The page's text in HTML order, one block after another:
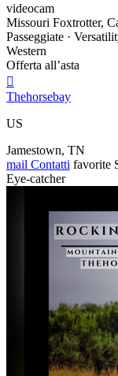
videocam
Missouri Foxtrotter,
Passeggiate ·
Western
Offerta all’asta

Thehorsebay
US
Jamestown, TN
mail Contatti favorite
Eye-catcher